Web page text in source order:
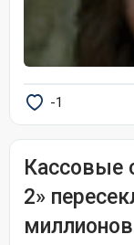
-1
Кассовые
2»
миллионов